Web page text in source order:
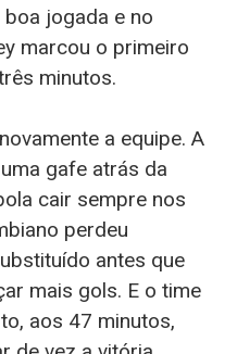
jogada e no
marcou o primeiro
minutos.
a equipe. A
gafe atrás da
cair sempre nos
perdeu
antes que
mais gols. E o time
aos 47 minutos,